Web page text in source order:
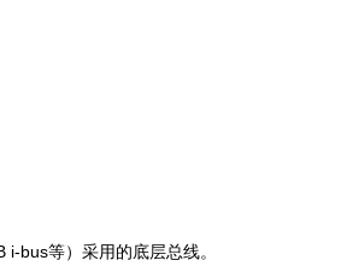
bus等）采用的底层总线。